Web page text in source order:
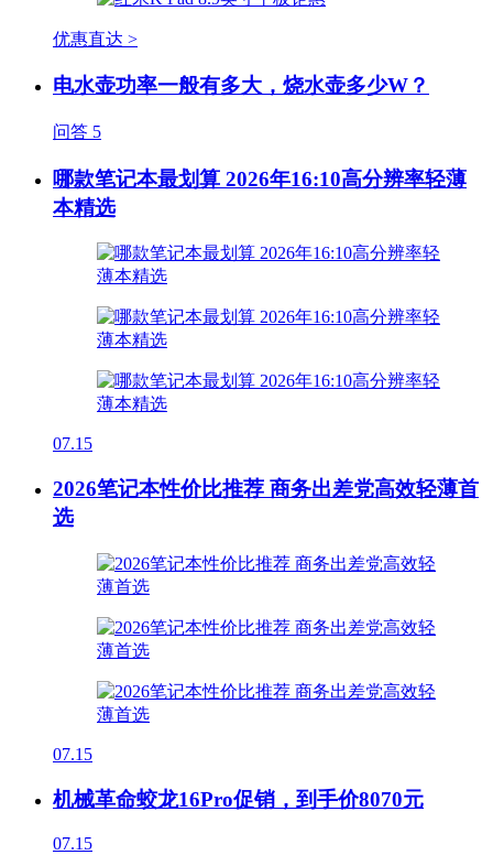
优惠直达 >
电水壶功率一般有多大，烧水壶多少W？
问答 5
哪款笔记本最划算 2026年16:10高分辨率轻薄
本精选
07.15
2026笔记本性价比推荐 商务出差党高效轻薄首
选
07.15
机械革命蛟龙16Pro促销，到手价8070元
07.15